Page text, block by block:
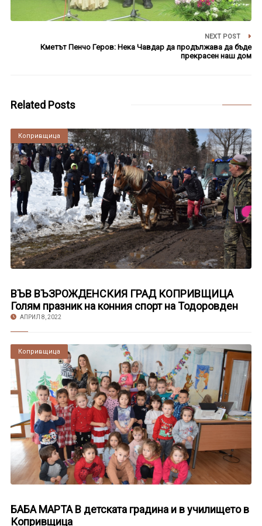
NEXT POST
Кметът Пенчо Геров: Нека Чавдар да продължава да бъде
прекрасен наш дом
Related Posts
Копривщица
ВЪВ ВЪЗРОЖДЕНСКИЯ ГРАД КОПРИВЩИЦА
Голям празник на конния спорт на Тодоровден
АПРИЛ 8, 2022
Копривщица
БАБА МАРТА В детската градина и в училището в
Копривщица